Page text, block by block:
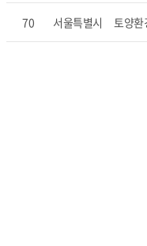
70 서울특별시 토양환